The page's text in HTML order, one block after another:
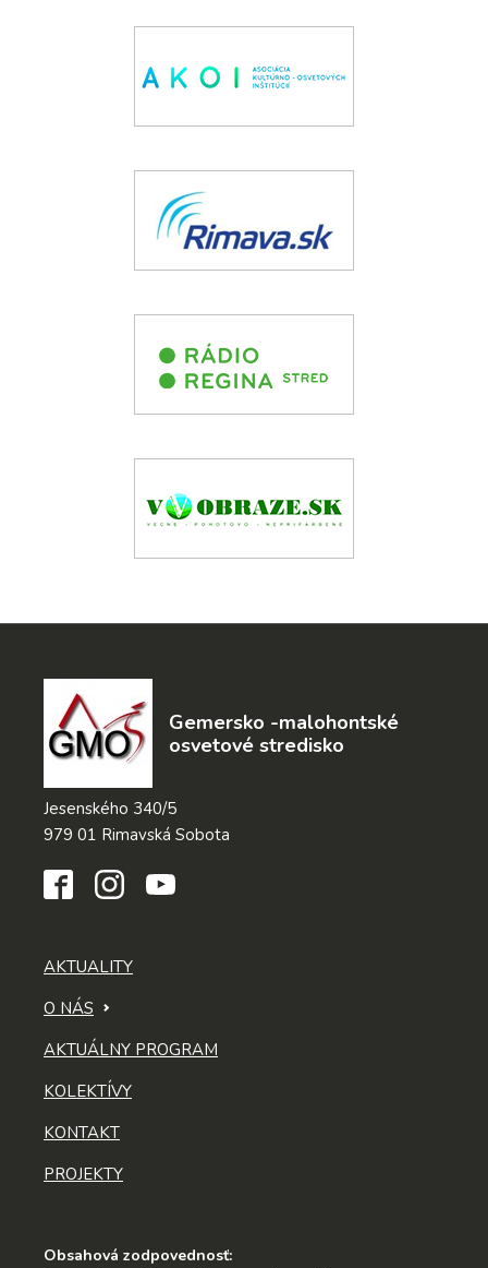
Gemersko -malohontské
osvetové stredisko
Jesenského 340/5
979 01 Rimavská Sobota
AKTUALITY
O NÁS
AKTUÁLNY PROGRAM
KOLEKTÍVY
KONTAKT
PROJEKTY
Obsahová zodpovednosť: